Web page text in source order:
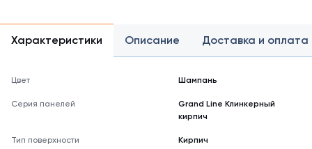
Характеристики Описание Доставка и оплата
Цвет Шампань
Серия панелей
Grand Line Клинкерный
кирпич
Тип поверхности Кирпич